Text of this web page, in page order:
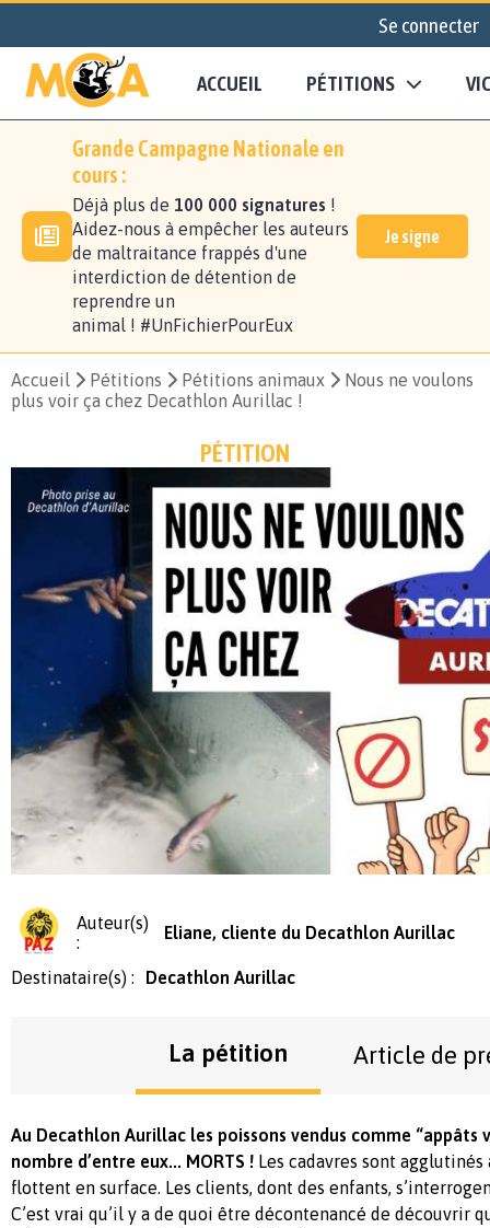
Se connecter
ACCUEIL PÉTITIONS
Grande Campagne Nationale en
cours :
Déjà plus de 100 000 signatures !
Aidez-nous à empêcher les auteurs
de maltraitance frappés d'une
interdiction de détention de
reprendre un
animal ! #UnFichierPourEux
Je signe
Accueil Pétitions Pétitions animaux
Nous ne voulons
plus voir ça chez Decathlon Aurillac !
PÉTITION
Auteur(s)
:
Eliane, cliente du Decathlon Aurillac
Destinataire(s) : Decathlon Aurillac
La pétition Article de
Au Decathlon Aurillac les poissons vendus comme “appâts
nombre d’entre eux... MORTS ! Les cadavres sont
flottent en surface. Les clients, dont des enfants,
C’est vrai qu’il y a de quoi être décontenancé de découvrir